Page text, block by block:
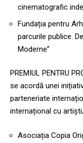
cinematografic
Fundația pentru
parcurile publice.
Moderne”
PREMIUL PENTRU
se acordă unei
parteneriate
internațional cu
Asociația Copia